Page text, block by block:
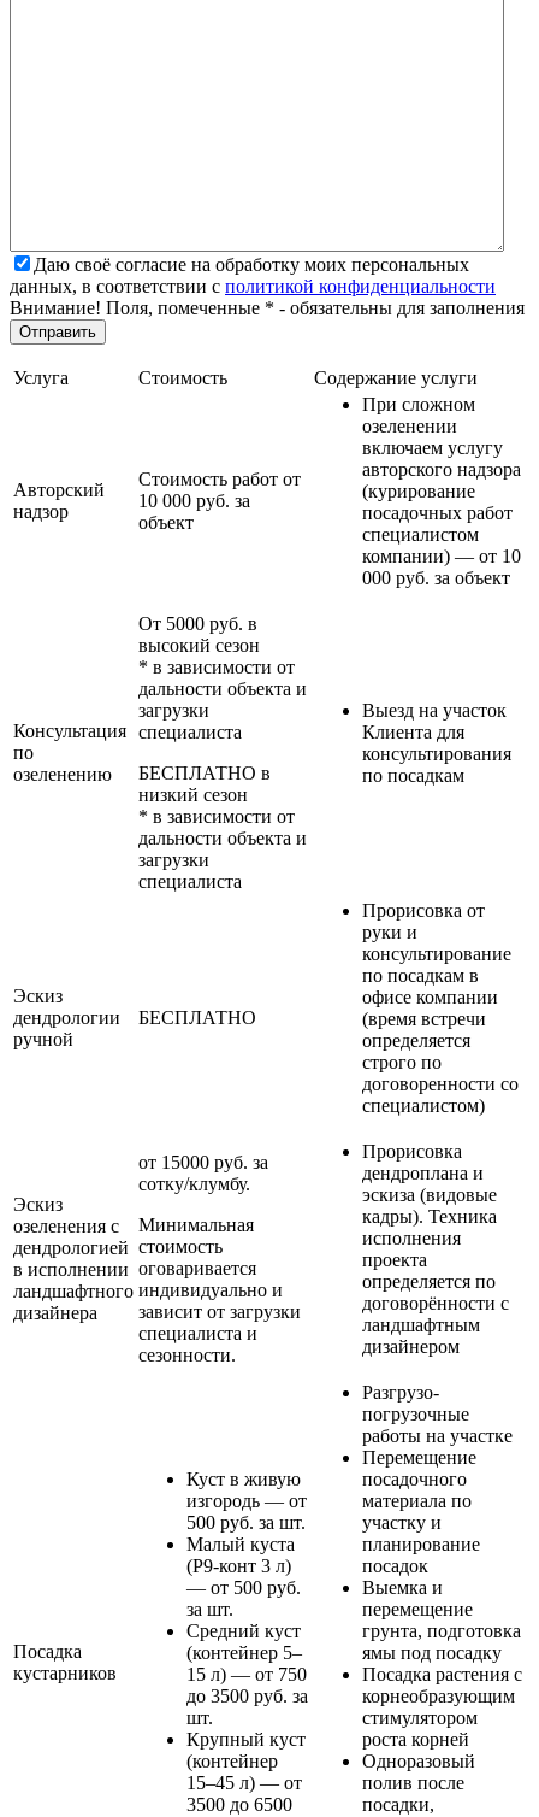
Даю своё согласие на обработку моих персональных
данных, в соответствии с политикой конфиденциальности
Внимание! Поля, помеченные * - обязательны для заполнения
Услуга Стоимость Содержание услуги
Авторский
надзор
Стоимость работ от
10 000 руб. за
объект
При сложном
озеленении
включаем услугу
авторского надзора
(курирование
посадочных работ
специалистом
компании) — от 10
000 руб. за объект
Консультация
по
озеленению
От 5000 руб. в
высокий сезон
* в зависимости от
дальности объекта и
загрузки
специалиста
БЕСПЛАТНО в
низкий сезон
* в зависимости от
дальности объекта и
загрузки
специалиста
Выезд на участок
Клиента для
консультирования
по посадкам
Эскиз
дендрологии
ручной
БЕСПЛАТНО
Прорисовка от
руки и
консультирование
по посадкам в
офисе компании
(время встречи
определяется
строго по
договоренности со
специалистом)
Эскиз
озеленения с
дендрологией
в исполнении
ландшафтного
дизайнера
от 15000 руб. за
сотку/клумбу.
Минимальная
стоимость
оговаривается
индивидуально и
зависит от загрузки
специалиста и
сезонности.
Прорисовка
дендроплана и
эскиза (видовые
кадры). Техника
исполнения
проекта
определяется по
договорённости с
ландшафтным
дизайнером
Посадка
кустарников
Куст в живую
изгородь — от
500 руб. за шт.
Малый куста
(Р9-конт 3 л)
— от 500 руб.
за шт.
Средний куст
(контейнер 5–
15 л) — от 750
до 3500 руб. за
шт.
Крупный куст
(контейнер
15–45 л) — от
3500 до 6500
Разгрузо-
погрузочные
работы на участке
Перемещение
посадочного
материала по
участку и
планирование
посадок
Выемка и
перемещение
грунта, подготовка
ямы под посадку
Посадка растения с
корнеобразующим
стимулятором
роста корней
Одноразовый
полив после
посадки,